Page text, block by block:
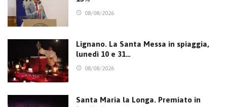
08/08/2026
Lignano. La Santa Messa in spiaggia,
lunedì 10 e 31…
08/08/2026
Santa Maria la Longa. Premiato in